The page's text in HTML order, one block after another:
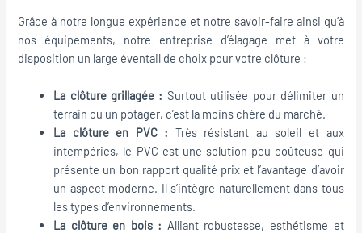
Grâce à notre longue expérience et notre savoir-faire ainsi qu’à
nos équipements, notre entreprise d’élagage met à votre
disposition un large éventail de choix pour votre clôture :
La clôture grillagée : Surtout utilisée pour délimiter un
terrain ou un potager, c’est la moins chère du marché.
La clôture en PVC : Très résistant au soleil et aux
intempéries, le PVC est une solution peu coûteuse qui
présente un bon rapport qualité prix et l’avantage d’avoir
un aspect moderne. Il s’intègre naturellement dans tous
les types d’environnements.
La clôture en bois : Alliant robustesse, esthétisme et